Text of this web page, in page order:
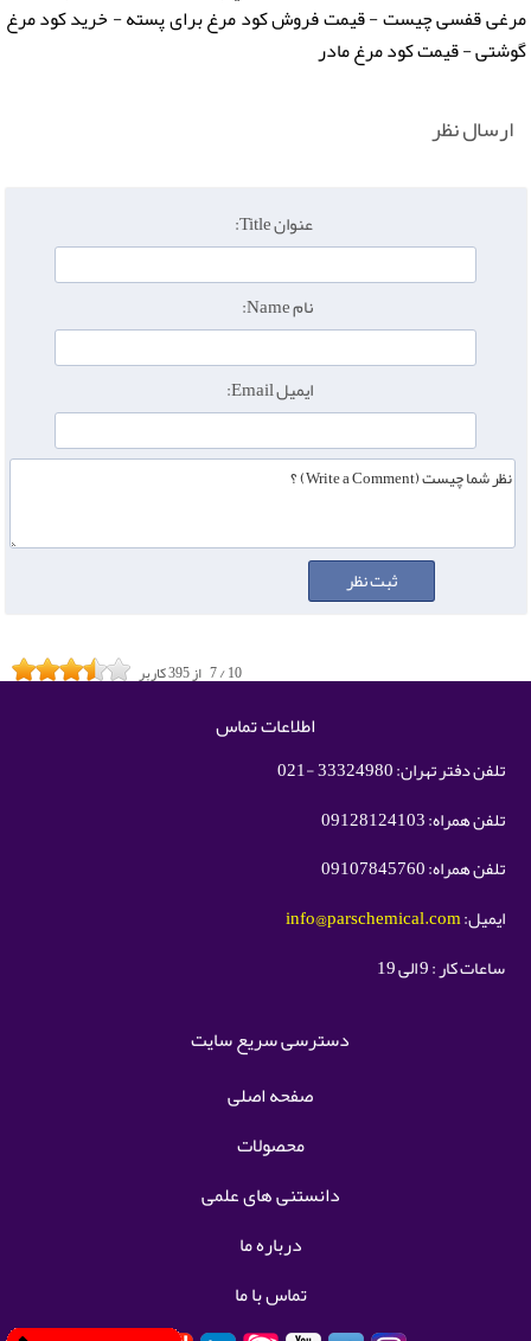
مرغی قفسی چیست - قیمت فروش کود مرغ برای پسته - خرید کود مرغ
گوشتی - قیمت کود مرغ مادر
ارسال نظر
عنوان Title:
نام Name:
ایمیل Email:
7/10 از395کاربر
اطلاعات تماس
تلفن دفتر تهران: 33324980 -021
تلفن همراه: 09128124103
تلفن همراه: 09107845760
ایمیل:info@parschemical.com
ساعات کار : 9 الی 19
دسترسی سریع سایت
صفحه اصلی
محصولات
دانستنی های علمی
درباره ما
تماس با ما